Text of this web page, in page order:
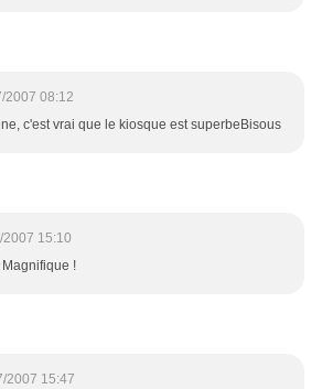
2007 08:12
c'est vrai que le kiosque est superbeBisous
2007 15:10
!
2007 15:47